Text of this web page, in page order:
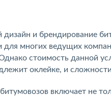
дизайн и брендирование
для многих ведущих
стоимость данной
оклейке, и
включает не